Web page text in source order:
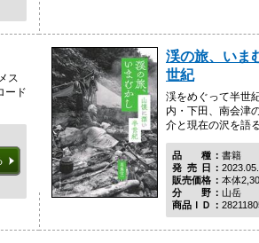
ス
ード
渓の旅、いま
世紀
渓をめぐって半世
内・下田、南会津
介と現在の沢を語る
品種書籍
発売日
販売価格
本体
分野山岳
商品ＩＤ